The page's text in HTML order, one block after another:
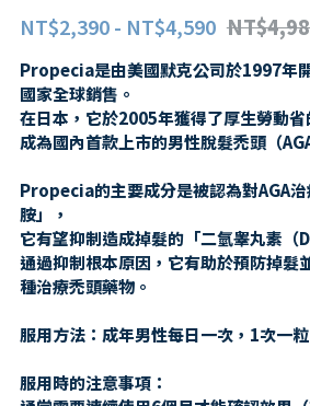
NT$2,390 - NT$4,590
Propecia是由美國默克公司於1997年
國家全球銷售。
在日本，它於2005年獲得了厚生勞動省
成為國內首款上市的男性脫髮禿頭（
Propecia的主要成分是被認為對AGA
胺」，
它有望抑制造成掉髮的「二氫睾丸素（
通過抑制根本原因，它有助於預防掉髮
種治療禿頭藥物。
服用方法：成年男性每日一次，1次一粒
服用時的注意事項：